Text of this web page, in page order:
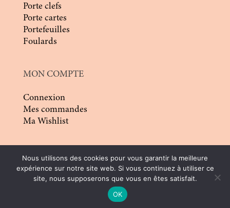
Porte clefs
Porte cartes
Portefeuilles
Foulards
MON COMPTE
Connexion
Mes commandes
Ma Wishlist
© 2026 | Conception : Pommier Franck WD
Tous droits réservés | CGV
Nous utilisons des cookies pour vous garantir la meilleure
expérience sur notre site web. Si vous continuez à utiliser ce
site, nous supposerons que vous en êtes satisfait.
OK